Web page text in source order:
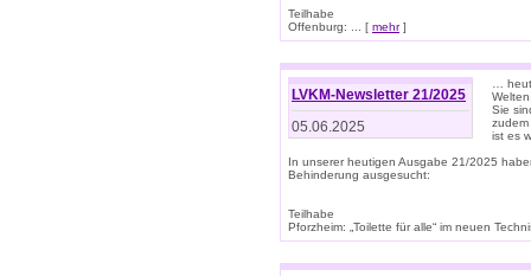
Teilhabe
Offenburg: ... [ mehr]
LVKM-Newsletter 21/2025
05.06.2025
…
Sie
ist es
In unserer heutigen Ausgabe 21/2025
Behinderung ausgesucht:
Teilhabe
Pforzheim: „Toilette für alle“ im neuen